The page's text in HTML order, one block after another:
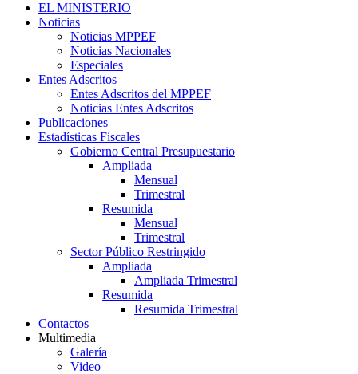
EL MINISTERIO
Noticias
Noticias MPPEF
Noticias Nacionales
Especiales
Entes Adscritos
Entes Adscritos del MPPEF
Noticias Entes Adscritos
Publicaciones
Estadísticas Fiscales
Gobierno Central Presupuestario
Ampliada
Mensual
Trimestral
Resumida
Mensual
Trimestral
Sector Público Restringido
Ampliada
Ampliada Trimestral
Resumida
Resumida Trimestral
Contactos
Multimedia
Galería
Video